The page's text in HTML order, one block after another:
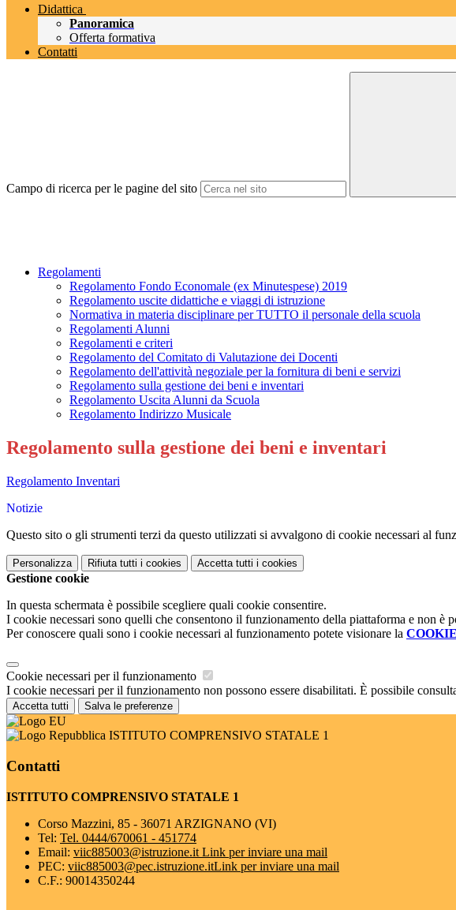
Didattica
Panoramica
Offerta formativa
Contatti
Campo di ricerca per le pagine del sito
Regolamenti
Regolamento Fondo Economale (ex Minutespese) 2019
Regolamento uscite didattiche e viaggi di istruzione
Normativa in materia disciplinare per TUTTO il personale della scuola
Regolamenti Alunni
Regolamenti e criteri
Regolamento del Comitato di Valutazione dei Docenti
Regolamento dell'attività negoziale per la fornitura di beni e servizi
Regolamento sulla gestione dei beni e inventari
Regolamento Uscita Alunni da Scuola
Regolamento Indirizzo Musicale
Regolamento sulla gestione dei beni e inventari
Regolamento Inventari
Notizie
Questo sito o gli strumenti terzi da questo utilizzati si avvalgono di cookie necessari al
Personalizza Rifiuta tutti i cookies Accetta tutti i cookies
Gestione cookie
In questa schermata è possibile scegliere quali cookie consentire.
I cookie necessari sono quelli che consentono il funzionamento della piattaforma e non è
Per conoscere quali sono i cookie necessari al funzionamento potete visionare la
Cookie necessari per il funzionamento
I cookie necessari per il funzionamento non possono essere disabilitati. È possibile
Accetta tutti Salva le preferenze
ISTITUTO COMPRENSIVO STATALE 1
Contatti
ISTITUTO COMPRENSIVO STATALE 1
Corso Mazzini, 85 - 36071 ARZIGNANO (VI)
Tel: Tel. 0444/670061 - 451774
Email: viic885003@istruzione.it Link per inviare una mail
PEC: viic885003@pec.istruzione.itLink per inviare una mail
C.F.: 90014350244